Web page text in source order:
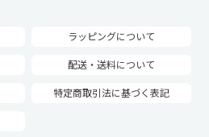
ラッピングについて
配送・送料について
特定商取引法に基づく表記